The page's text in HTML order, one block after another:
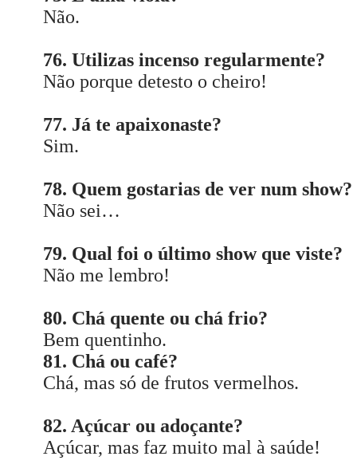
Não.
76. Utilizas incenso regularmente?
Não porque detesto o cheiro!
77. Já te apaixonaste?
Sim.
78. Quem gostarias de ver num show?
Não sei…
79. Qual foi o último show que viste?
Não me lembro!
80. Chá quente ou chá frio?
Bem quentinho.
81. Chá ou café?
Chá, mas só de frutos vermelhos.
82. Açúcar ou adoçante?
Açúcar, mas faz muito mal à saúde!